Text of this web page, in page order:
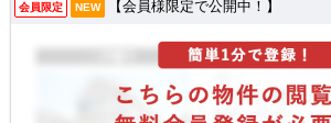
会員限定 NEW 【会員様限定で公開中！】